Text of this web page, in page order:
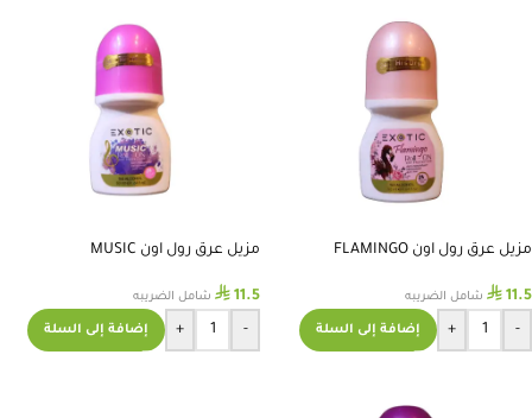
مزيل عرق رول اون FLAMINGO
⃁ 11.5 شامل الضريبه
-
+ إضافة إلى السلة
مزيل عرق رول اون MUSIC
⃁ 11.5 شامل الضريبه
-
+ إضافة إلى السلة